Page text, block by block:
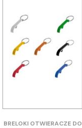
BRELOKI OTWIERACZE DO